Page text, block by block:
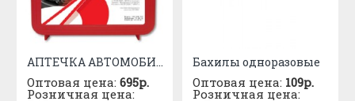
АПТЕЧКА АВТОМОБИЛЬНАЯ приказ №1080
Оптовая цена: 695р.
Розничная цена:
Бахилы одноразовые
Оптовая цена: 109р.
Розничная цена: